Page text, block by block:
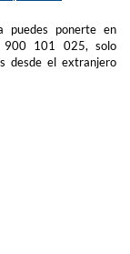
puedes ponerte en
900 101 025, solo
desde el extranjero